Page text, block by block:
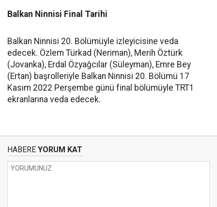
Balkan Ninnisi Final Tarihi
Balkan Ninnisi 20. Bölümüyle izleyicisine veda
edecek. Özlem Türkad (Neriman), Merih Öztürk
(Jovanka), Erdal Özyağcılar (Süleyman), Emre Bey
(Ertan) başrolleriyle Balkan Ninnisi 20. Bölümü 17
Kasım 2022 Perşembe günü final bölümüyle TRT1
ekranlarına veda edecek.
HABERE YORUM KAT